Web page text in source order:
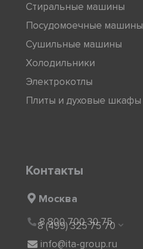
Стиральные машины
Посудомоечные машины
Сушильные машины
Холодильники
Электрокотлы
Плиты и духовые шкафы
Контакты
Москва
8 800 700 30 75
8 (499) 325 75 70
info@ita-group.ru